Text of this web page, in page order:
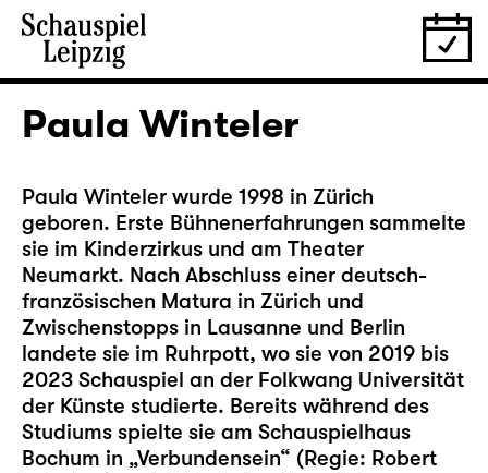
Paula Winteler
Paula Winteler wurde 1998 in Zürich
geboren. Erste Bühnenerfahrungen sammelte
sie im Kinderzirkus und am Theater
Neumarkt. Nach Abschluss einer deutsch-
französischen Matura in Zürich und
Zwischenstopps in Lausanne und Berlin
landete sie im Ruhrpott, wo sie von 2019 bis
2023 Schauspiel an der Folkwang Universität
der Künste studierte. Bereits während des
Studiums spielte sie am Schauspielhaus
Bochum in „Verbundensein“ (Regie: Robert